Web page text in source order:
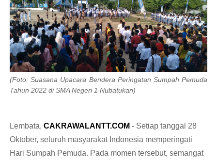
(Foto: Suasana Upacara Bendera Peringatan Sumpah Pemuda
Tahun 2022 di SMA Negeri 1 Nubatukan)
Lembata, CAKRAWALANTT.COM - Setiap tanggal 28
Oktober, seluruh masyarakat Indonesia memperingati
Hari Sumpah Pemuda. Pada momen tersebut, semangat